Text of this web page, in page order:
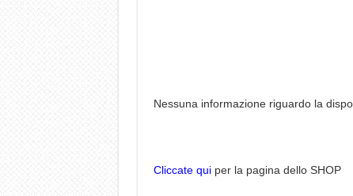
Nessuna informazione riguardo la
Cliccate quiper la pagina dello SHOP